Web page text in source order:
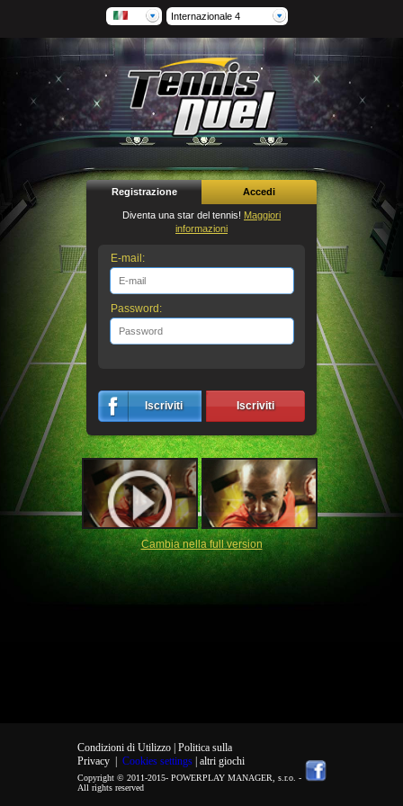
Internazionale 4
Registrazione Accedi
Diventa una star del tennis! Maggiori
informazioni
E-mail:
Password:
Iscriviti Iscriviti
Cambia nella full version
Condizioni di Utilizzo | Politica sulla
Privacy| Cookies settings | altri giochi
Copyright © 2011-2015- POWERPLAY MANAGER, s.r.o. -
All rights reserved